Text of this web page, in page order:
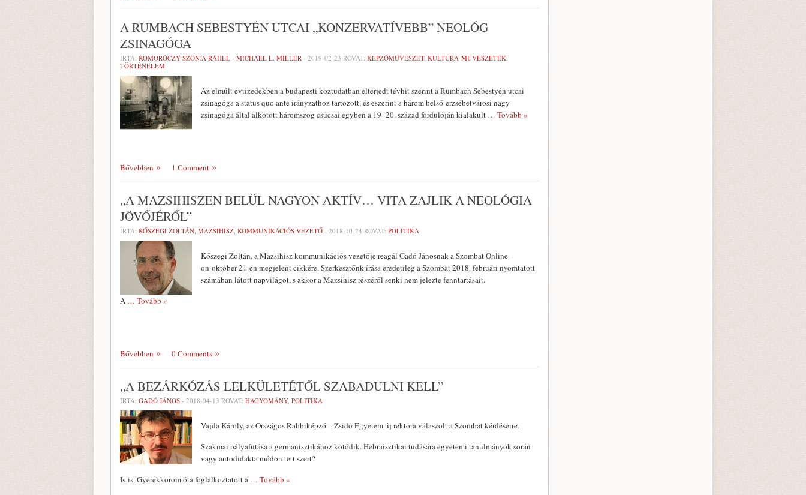
A RUMBACH SEBESTYÉN UTCAI „KONZERVATÍVEBB” NEOLÓG
ZSINAGÓGA
ÍRTA: KOMORÓCZY SZONJA RÁHEL - MICHAEL L. MILLER - 2019-02-23 ROVAT: KÉPZŐMŰVÉSZET, KULTÚRA-MŰVÉSZETEK,
TÖRTÉNELEM
Az elmúlt évtizedekben a budapesti köztudatban elterjedt tévhit szerint a Rumbach Sebestyén utcai
zsinagóga a status quo ante irányzathoz tartozott, és eszerint a három belső-erzsébetvárosi nagy
zsinagóga által alkotott háromszög csúcsai egyben a 19–20. század fordulóján kialakult … Tovább »
Bővebben 1 Comment
„A MAZSIHISZEN BELÜL NAGYON AKTÍV… VITA ZAJLIK A NEOLÓGIA
JÖVŐJÉRŐL”
ÍRTA: KŐSZEGI ZOLTÁN, MAZSIHISZ, KOMMUNIKÁCIÓS VEZETŐ - 2018-10-24 ROVAT: POLITIKA
Kőszegi Zoltán, a Mazsihisz kommunikációs vezetője reagál Gadó Jánosnak a Szombat Online-
on október 21-én megjelent cikkére. Szerkesztőnk írása eredetileg a Szombat 2018. februári nyomtatott
számában látott napvilágot, s akkor a Mazsihisz részéről senki nem jelezte fenntartásait.
A … Tovább »
Bővebben 0 Comments
„A BEZÁRKÓZÁS LELKÜLETÉTŐL SZABADULNI KELL”
ÍRTA: GADÓ JÁNOS - 2018-04-13 ROVAT: HAGYOMÁNY, POLITIKA
Vajda Károly, az Országos Rabbiképző – Zsidó Egyetem új rektora válaszolt a Szombat kérdéseire.
Szakmai pályafutása a germanisztikához kötődik. Hebraisztikai tudására egyetemi tanulmányok során
vagy autodidakta módon tett szert?
Is-is. Gyerekkorom óta foglalkoztatott a … Tovább »